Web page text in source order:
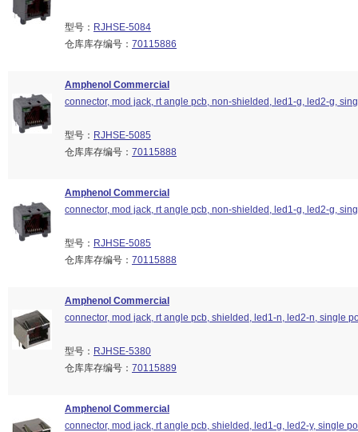
型号： RJHSE-5084
仓库库存编号： 70115886
Amphenol Commercial
connector, mod jack, rt angle pcb, non-shielded, led1-g, led2-g,
型号： RJHSE-5085
仓库库存编号： 70115888
Amphenol Commercial
connector, mod jack, rt angle pcb, non-shielded, led1-g, led2-g,
型号： RJHSE-5085
仓库库存编号： 70115888
Amphenol Commercial
connector, mod jack, rt angle pcb, shielded, led1-n, led2-n, single
型号： RJHSE-5380
仓库库存编号： 70115889
Amphenol Commercial
connector, mod jack, rt angle pcb, shielded, led1-g, led2-y, single